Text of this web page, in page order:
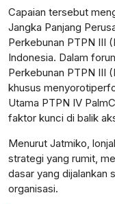
Capaian tersebut
Jangka Panjang
Perkebunan PTPN III
Indonesia. Dalam
Perkebunan PTPN III
khusus menyoroti
Utama PTPN IV
faktor kunci di balik
Menurut Jatmiko,
strategi yang rumit,
dasar yang dijalankan
organisasi.